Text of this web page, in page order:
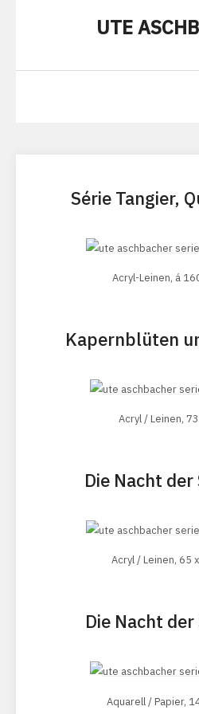
UTE
Série Tangier,
Acryl-Leinen, á
Kapernblüten
Acryl / Leinen,
Die Nacht
Acryl / Leinen, 65
Die Nacht
Aquarell / Papier,